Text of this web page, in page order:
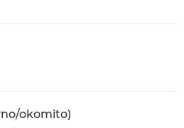
okomito)